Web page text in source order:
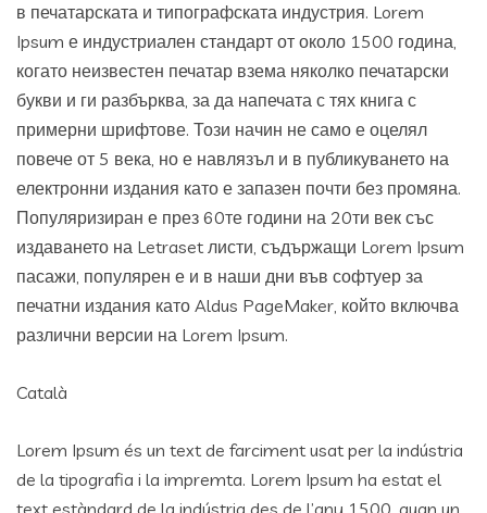
в печатарската и типографската индустрия. Lorem
Ipsum е индустриален стандарт от около 1500 година,
когато неизвестен печатар взема няколко печатарски
букви и ги разбърква, за да напечата с тях книга с
примерни шрифтове. Този начин не само е оцелял
повече от 5 века, но е навлязъл и в публикуването на
електронни издания като е запазен почти без промяна.
Популяризиран е през 60те години на 20ти век със
издаването на Letraset листи, съдържащи Lorem Ipsum
пасажи, популярен е и в наши дни във софтуер за
печатни издания като Aldus PageMaker, който включва
различни версии на Lorem Ipsum.
Català
Lorem Ipsum és un text de farciment usat per la indústria
de la tipografia i la impremta. Lorem Ipsum ha estat el
text estàndard de la indústria des de l’any 1500, quan un